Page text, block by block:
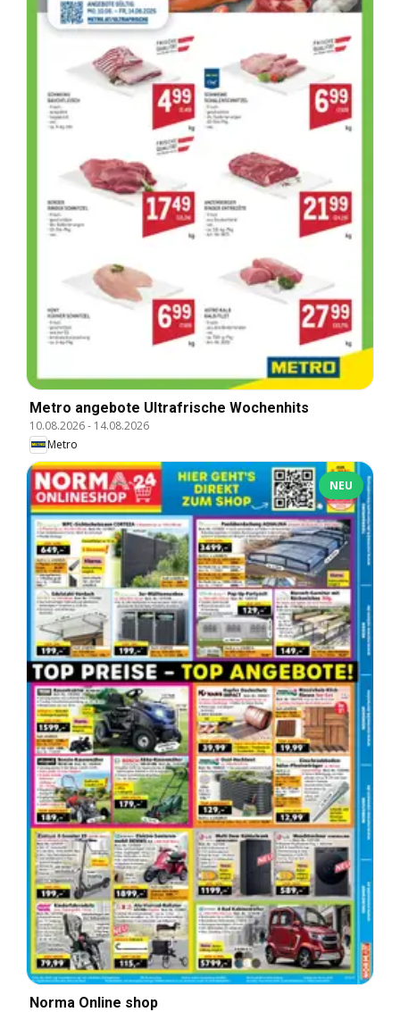
Metro angebote Ultrafrische Wochenhits
10.08.2026- 14.08.2026
Metro
NEU
Norma Online shop